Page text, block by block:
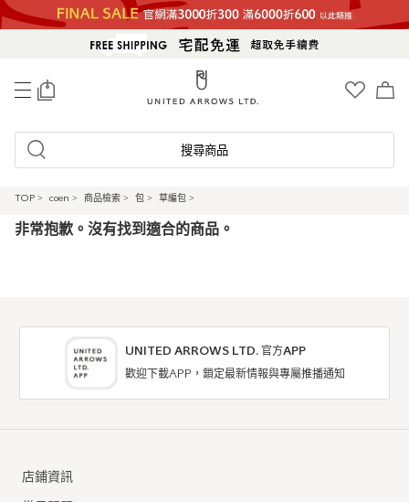
搜尋商品
TOP > coen > 商品檢索 > 包 > 草編包 >
非常抱歉。沒有找到適合的商品。
UNITED ARROWS LTD. 官方APP
歡迎下載APP，鎖定最新情報與專屬推播通知
店鋪資訊